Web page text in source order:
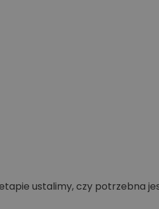
ustalimy, czy potrzebna